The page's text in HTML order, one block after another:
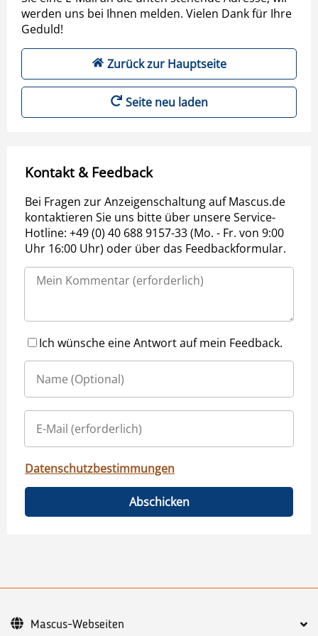
werden uns bei Ihnen melden. Vielen Dank für Ihre
Geduld!
Zurück zur Hauptseite
Seite neu laden
Kontakt & Feedback
Bei Fragen zur Anzeigenschaltung auf Mascus.de
kontaktieren Sie uns bitte über unsere Service-
Hotline: +49 (0) 40 688 9157-33 (Mo. - Fr. von 9:00
Uhr 16:00 Uhr) oder über das Feedbackformular.
Ich wünsche eine Antwort auf mein Feedback.
Datenschutzbestimmungen
Abschicken
Mascus-Webseiten